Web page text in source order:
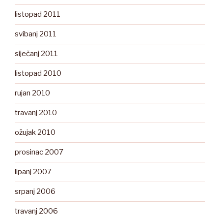
listopad 2011
svibanj 2011
siječanj 2011
listopad 2010
rujan 2010
travanj 2010
ožujak 2010
prosinac 2007
lipanj 2007
srpanj 2006
travanj 2006